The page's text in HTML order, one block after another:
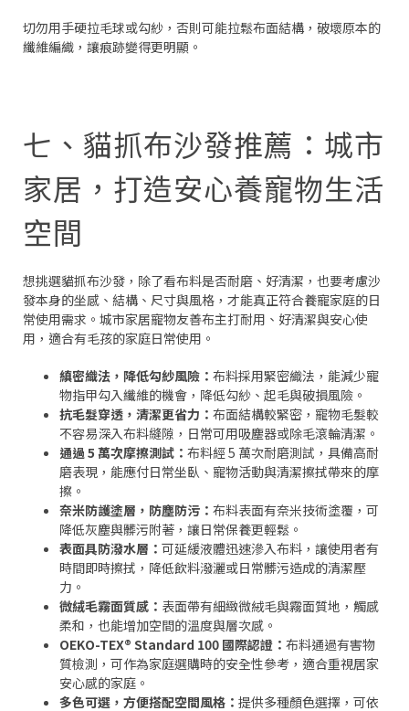
切勿用手硬拉毛球或勾紗，否則可能拉鬆布面結構，破壞原本的
纖維編織，讓痕跡變得更明顯。
七、貓抓布沙發推薦：城市
家居，打造安心養寵物生活
空間
想挑選貓抓布沙發，除了看布料是否耐磨、好清潔，也要考慮沙
發本身的坐感、結構、尺寸與風格，才能真正符合養寵家庭的日
常使用需求。城市家居寵物友善布主打耐用、好清潔與安心使
用，適合有毛孩的家庭日常使用。
縝密織法，降低勾紗風險： 布料採用緊密織法，能減少寵
物指甲勾入纖維的機會，降低勾紗、起毛與破損風險。
抗毛髮穿透，清潔更省力： 布面結構較緊密，寵物毛髮較
不容易深入布料縫隙，日常可用吸塵器或除毛滾輪清潔。
通過 5 萬次摩擦測試： 布料經 5 萬次耐磨測試，具備高耐
磨表現，能應付日常坐臥、寵物活動與清潔擦拭帶來的摩
擦。
奈米防護塗層，防塵防污： 布料表面有奈米技術塗覆，可
降低灰塵與髒污附著，讓日常保養更輕鬆。
表面具防潑水層： 可延緩液體迅速滲入布料，讓使用者有
時間即時擦拭，降低飲料潑灑或日常髒污造成的清潔壓
力。
微絨毛霧面質感： 表面帶有細緻微絨毛與霧面質地，觸感
柔和，也能增加空間的溫度與層次感。
OEKO-TEX® Standard 100 國際認證： 布料通過有害物
質檢測，可作為家庭選購時的安全性參考，適合重視居家
安心感的家庭。
多色可選，方便搭配空間風格： 提供多種顏色選擇，可依